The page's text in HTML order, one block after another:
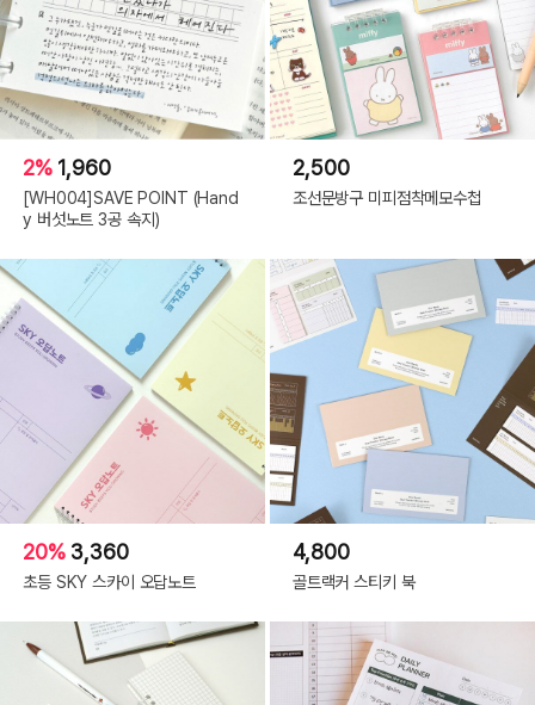
2% 1,960
[WH004]SAVE POINT (Hand
y 버섯노트 3공 속지)
2,500
조선문방구 미피점착메모수첩
20% 3,360
초등 SKY 스카이 오답노트
4,800
골트랙커 스티키 북